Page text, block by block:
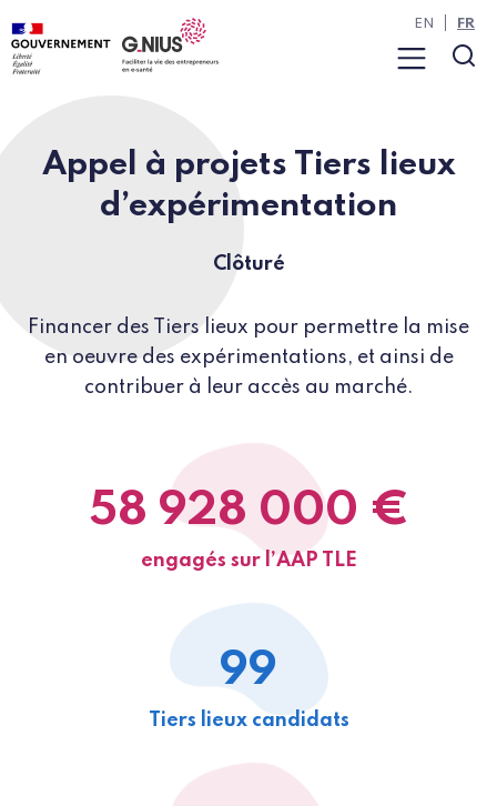
Panneau de gestion des cookies
Aller au contenu
Aller à la navigation
Menu
EN FR
Appel à projets Tiers lieux
d’expérimentation
Clôturé
Financer des Tiers lieux pour permettre la mise
en oeuvre des expérimentations, et ainsi de
contribuer à leur accès au marché.
58 928 000 €
engagés sur l’AAP TLE
99
Tiers lieux candidats